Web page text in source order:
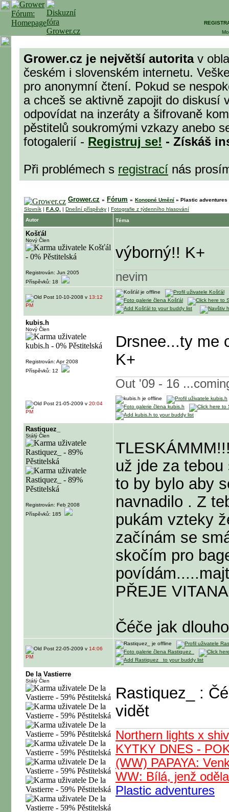
Grower.cz je největší autoritav
českém i slovenském internetu.
pro anonymní čtení. Pokud se
a chceš se aktivně zapojit do diskusí
odpovídat na inzeráty a šifrovaně
pěstitelů soukromými vzkazy anebo
fotogalerií - Registruj se! - Získáš
Při problémech s registrací nás
Grower.cz » Fórum » Konopné Umění » Plastic adventures
Slovník | F.A.Q. | Dnešní příspěvky | Fotografie z týdenního hlasování
Autor
Téma
Košťál
Nový Člen
Registrován: Jun 2005
Příspěvků: 18
výborný!! K+
nevim
10-10-2008 v 13:12
PM
kubis.h
Nový Člen
Registrován: Apr 2008
Příspěvků: 12
Drsnee...ty me
K+
Out '09 - 16
21-05-2009 v 20:04
PM
Rastiquez_
Stálý Člen
Registrován: Feb 2008
Příspěvků: 185
už jde za
to by bylo aby
navnadilo . Z
pukám vzteky
začínám se
skočím pro
PŘEJE
Čéče jak
22-05-2009 v 14:06
PM
De la Vastierre
Stálý Člen
Rastiquez_ :
vidět
Northern lights x
KYTKY DNES -
(WW) PAPAYA:
WW: Bílá, jenž
Plastic adventures